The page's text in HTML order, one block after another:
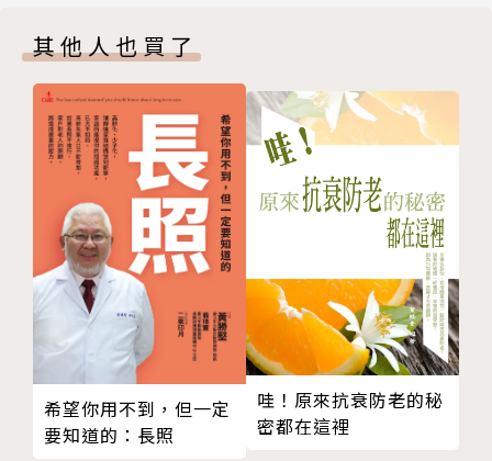
．｢慾望城市｣影集中，夏綠蒂婚後發現先生崔有「勃
起功能障礙」。為了了解先生究竟是「器質性」或是
「心因性」，夏綠蒂試著觀察先生是否有「夜間勃起」
………夏綠蒂所做的夜間觀察，在醫學上來說，正是一
個好方法。
因為希望將藝術與醫學結合的感動與更多人分享，他開
始在《聯合報》｢元氣周報｣撰寫｢從電影看醫學｣專
欄，三年多來深受讀者歡迎。《泌尿科醫師的電影處方
箋》一書，透過28部電影，帶領你進入結合理性與感
性的醫學世界，從下半身的幸福到全身保健大小事，找
回健康力。
女大男小更性福？──從《畢業生》談男女身心大不同
慢性病患也有春天──從《愛的萬物論》談慢性病患的
性福
助性，天然的尚好？！──從《月薪嬌妻》談促進性功
能的天然成分
不成功，便成「人」──從《悲慘世界》談如何避孕
當雄風不再──從《洛基》談男性也有更年期
Part Ⅱ 照顧下半身有醫劇
千萬別憋尿──從《美國狙擊手》談如何讓膀胱更健康
尿失禁不是老化的必然──從《分居風暴》談老年人尿
失禁
女性的難言之隱──從《無情荒地有情天》談婦女尿失
騎車讓人尿尿不順？──從《破風》談騎自行車相關泌
其他人也買了
希望你用不到，但一定
要知道的：長照
哇！原來抗衰防老的秘
密都在這裡